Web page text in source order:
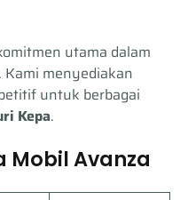
utama dalam
menyediakan
untuk berbagai
Kepa.
Mobil Avanza